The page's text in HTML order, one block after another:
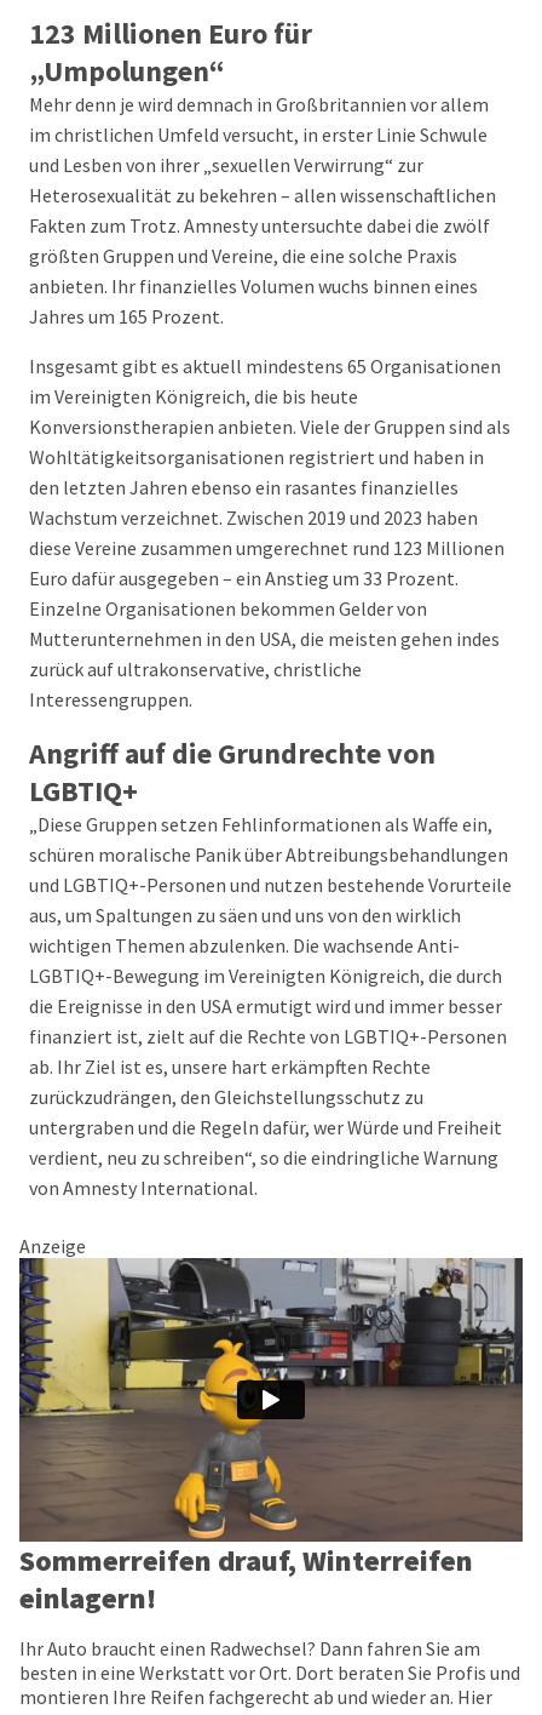
123 Millionen Euro für
„Umpolungen“
Mehr denn je wird demnach in Großbritannien vor allem
im christlichen Umfeld versucht, in erster Linie Schwule
und Lesben von ihrer „sexuellen Verwirrung“ zur
Heterosexualität zu bekehren – allen wissenschaftlichen
Fakten zum Trotz. Amnesty untersuchte dabei die zwölf
größten Gruppen und Vereine, die eine solche Praxis
anbieten. Ihr finanzielles Volumen wuchs binnen eines
Jahres um 165 Prozent.
Insgesamt gibt es aktuell mindestens 65 Organisationen
im Vereinigten Königreich, die bis heute
Konversionstherapien anbieten. Viele der Gruppen sind als
Wohltätigkeitsorganisationen registriert und haben in
den letzten Jahren ebenso ein rasantes finanzielles
Wachstum verzeichnet. Zwischen 2019 und 2023 haben
diese Vereine zusammen umgerechnet rund 123 Millionen
Euro dafür ausgegeben – ein Anstieg um 33 Prozent.
Einzelne Organisationen bekommen Gelder von
Mutterunternehmen in den USA, die meisten gehen indes
zurück auf ultrakonservative, christliche
Interessengruppen.
Angriff auf die Grundrechte von
LGBTIQ+
„Diese Gruppen setzen Fehlinformationen als Waffe ein,
schüren moralische Panik über Abtreibungsbehandlungen
und LGBTIQ+-Personen und nutzen bestehende Vorurteile
aus, um Spaltungen zu säen und uns von den wirklich
wichtigen Themen abzulenken. Die wachsende Anti-
LGBTIQ+-Bewegung im Vereinigten Königreich, die durch
die Ereignisse in den USA ermutigt wird und immer besser
finanziert ist, zielt auf die Rechte von LGBTIQ+-Personen
ab. Ihr Ziel ist es, unsere hart erkämpften Rechte
zurückzudrängen, den Gleichstellungsschutz zu
untergraben und die Regeln dafür, wer Würde und Freiheit
verdient, neu zu schreiben“, so die eindringliche Warnung
von Amnesty International.
Anzeige
Sommerreifen drauf, Winterreifen
einlagern!
Ihr Auto braucht einen Radwechsel? Dann fahren Sie am
besten in eine Werkstatt vor Ort. Dort beraten Sie Profis und
montieren Ihre Reifen fachgerecht ab und wieder an. Hier